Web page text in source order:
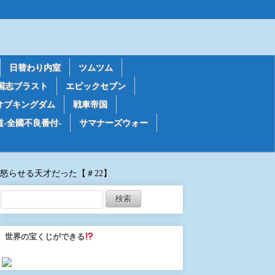
日替わり内室
ツムツム
志ブラスト
エピックセブン
ブキングダム
戦車帝国
-全國不良番付-
サマナーズウォー
らせる天才だった【＃22】
世界の宝くじができる